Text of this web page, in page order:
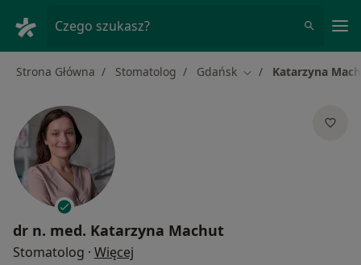
Czego szukasz?
Strona Główna Stomatolog Gdańsk Zmień miasto
Katarzyna
dr n. med. Katarzyna Machut
Stomatolog · Więcej